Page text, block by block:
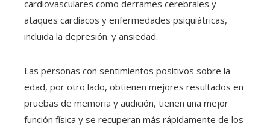
cardiovasculares como derrames cerebrales y
ataques cardíacos y enfermedades psiquiátricas,
incluida la depresión. y ansiedad.
Las personas con sentimientos positivos sobre la
edad, por otro lado, obtienen mejores resultados en
pruebas de memoria y audición, tienen una mejor
función física y se recuperan más rápidamente de los